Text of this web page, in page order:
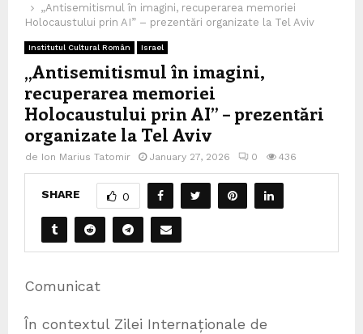
„Antisemitismul în imagini, recuperarea memoriei
Holocaustului prin AI” – prezentări organizate la Tel Aviv
Institutul Cultural Român Israel
„Antisemitismul în imagini,
recuperarea memoriei
Holocaustului prin AI” – prezentări
organizate la Tel Aviv
de Ion Marius Tatomir January 27, 2026 0 436
SHARE 0
Comunicat
În contextul Zilei Internaționale de